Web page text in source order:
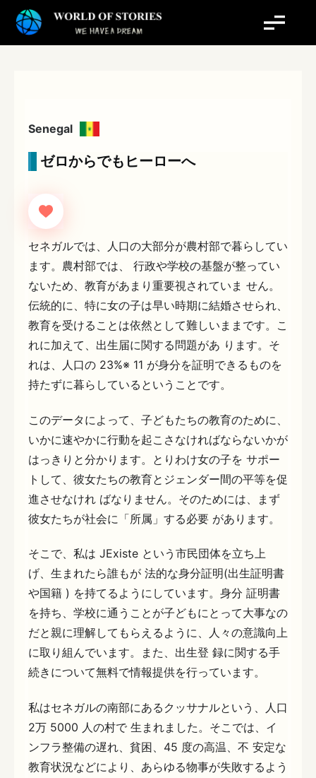
Senegal
ゼロからでもヒーローへ
セネガルでは、人口の大部分が農村部で暮らしてい
ます。農村部では、 行政や学校の基盤が整ってい
ないため、教育があまり重要視されていま せん。
伝統的に、特に女の子は早い時期に結婚させられ、
教育を受けることは依然として難しいままです。こ
れに加えて、出生届に関する問題があ ります。そ
れは、人口の 23%※ 11 が身分を証明できるものを
持たずに暮らしているということです。
このデータによって、子どもたちの教育のために、
いかに速やかに行動を起こさなければならないかが
はっきりと分かります。とりわけ女の子を サポー
トして、彼女たちの教育とジェンダー間の平等を促
進させなけれ ばなりません。そのためには、まず
彼女たちが社会に「所属」する必要 があります。
そこで、私は JExiste という市民団体を立ち上
げ、生まれたら誰もが 法的な身分証明(出生証明書
や国籍 ) を持てるようにしています。身分 証明書
を持ち、学校に通うことが子どもにとって大事なの
だと親に理解してもらえるように、人々の意識向上
に取り組んでいます。また、出生登 録に関する手
続きについて無料で情報提供を行っています。
私はセネガルの南部にあるクッサナルという、人口
2万 5000 人の村で 生まれました。そこでは、イ
ンフラ整備の遅れ、貧困、45 度の高温、不 安定な
教育状況などにより、あらゆる物事が失敗するよう